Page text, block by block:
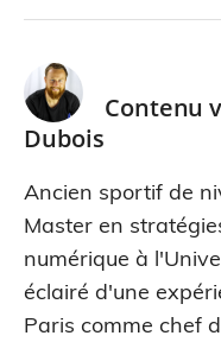
Contenu
Dubois
Ancien sportif de
Master en
numérique à
éclairé d'une
Paris comme chef